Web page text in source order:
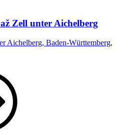
Zell unter Aichelberg
Aichelberg, Baden-Württemberg,